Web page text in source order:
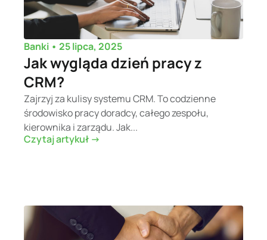
Banki • 25 lipca, 2025
Jak wygląda dzień pracy z
CRM?
Zajrzyj za kulisy systemu CRM. To codzienne
środowisko pracy doradcy, całego zespołu,
kierownika i zarządu. Jak...
Czytaj artykuł ->